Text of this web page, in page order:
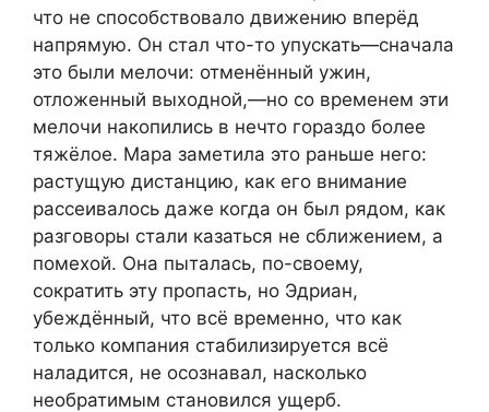
что не способствовало движению вперёд
напрямую. Он стал что-то упускать—сначала
это были мелочи: отменённый ужин,
отложенный выходной,—но со временем эти
мелочи накопились в нечто гораздо более
тяжёлое. Мара заметила это раньше него:
растущую дистанцию, как его внимание
рассеивалось даже когда он был рядом, как
разговоры стали казаться не сближением, а
помехой. Она пыталась, по-своему,
сократить эту пропасть, но Эдриан,
убеждённый, что всё временно, что как
только компания стабилизируется всё
наладится, не осознавал, насколько
необратимым становился ущерб.